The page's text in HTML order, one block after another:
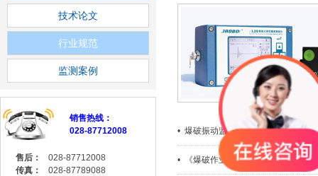
交博科技2019年春节放假公告 - 2019-01-30 发布
交博科技2019年元旦放假公告 - 2018-12-29 发布
基于爆破测振仪到安全监测至自动化监测助力客户高效准确的监测 -
技术论文
行业规范
监测案例
销售热线：
028-87712008
售后：
028-87712008
传真：
028-87789088
• 爆破振动监测标准汇总
• 《爆破作业人员资格条件和管理